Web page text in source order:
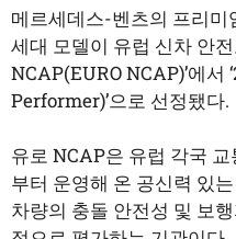
메르세데스-벤츠의 프리미
세대 모델이 유럽 신차 안
NCAP(EURO NCAP)’에서
Performer)’으로 선정됐다.
유로 NCAP은 유럽 각국
부터 운영해 온 공신력 있
차량의 충돌 안전성 및 보